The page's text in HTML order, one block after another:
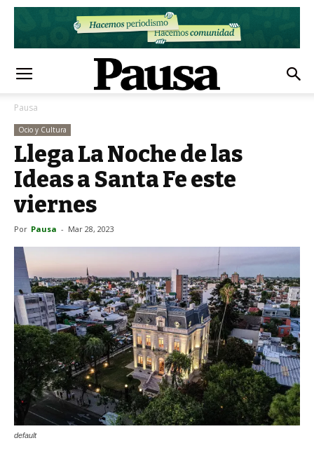
Pausa
Ocio y Cultura
Llega La Noche de las
Ideas a Santa Fe este
viernes
Por Pausa - Mar 28, 2023
default